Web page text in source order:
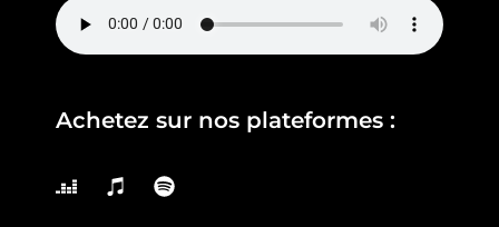
Achetez sur nos plateformes :